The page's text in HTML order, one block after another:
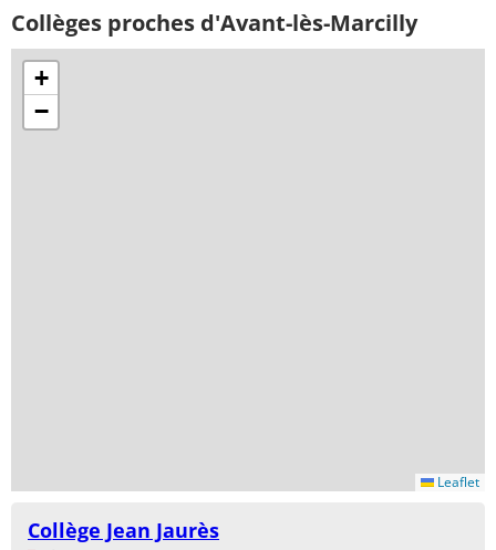
Collèges proches d'Avant-lès-Marcilly
+
−
Leaflet
Collège Jean Jaurès